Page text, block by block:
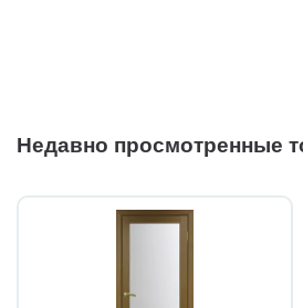
Недавно просмотренные